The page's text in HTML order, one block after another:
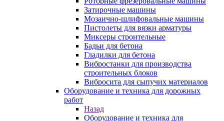
Затирочные машины
Мозаично-шлифовальные машины
Пистолеты для вязки арматуры
Миксеры строительные
Бадьи для бетона
Гладилки для бетона
Вибростанки для производства
строительных блоков
Вибросита для сыпучих материалов
Оборудование и техника для дорожных
работ
Назад
Оборудование и техника для